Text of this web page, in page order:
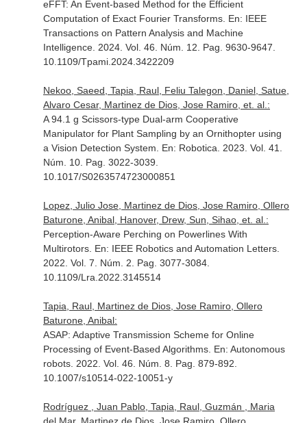
eFFT: An Event-based Method for the Efficient
Computation of Exact Fourier Transforms. En: IEEE
Transactions on Pattern Analysis and Machine
Intelligence. 2024. Vol. 46. Núm. 12. Pag. 9630-9647.
10.1109/Tpami.2024.3422209
Nekoo, Saeed, Tapia, Raul, Feliu Talegon, Daniel, Satue,
Alvaro Cesar, Martinez de Dios, Jose Ramiro, et. al.:
A 94.1 g Scissors-type Dual-arm Cooperative
Manipulator for Plant Sampling by an Ornithopter using
a Vision Detection System. En: Robotica . 2023. Vol. 41.
Núm. 10. Pag. 3022-3039.
10.1017/S0263574723000851
Lopez, Julio Jose, Martinez de Dios, Jose Ramiro, Ollero
Baturone, Anibal, Hanover, Drew, Sun, Sihao, et. al.:
Perception-Aware Perching on Powerlines With
Multirotors. En: IEEE Robotics and Automation Letters.
2022. Vol. 7. Núm. 2. Pag. 3077-3084.
10.1109/Lra.2022.3145514
Tapia, Raul, Martinez de Dios, Jose Ramiro, Ollero
Baturone, Anibal:
ASAP: Adaptive Transmission Scheme for Online
Processing of Event-Based Algorithms. En: Autonomous
robots. 2022. Vol. 46. Núm. 8. Pag. 879-892.
10.1007/s10514-022-10051-y
Rodríguez , Juan Pablo, Tapia, Raul, Guzmán , Maria